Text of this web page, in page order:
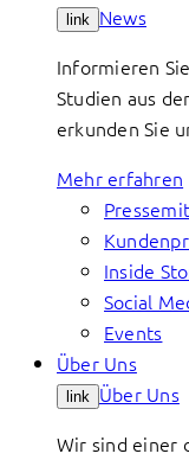
link News
Informieren
Studien aus
erkunden Sie
Mehr erfahren
Inside
Social
Events
Über Uns
link Über Uns
Wir sind einer